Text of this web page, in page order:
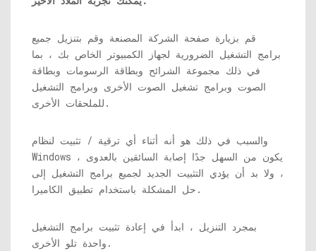
قم بزيارة صفحة الشركة المصنعة وقم بتنزيل جميع
برامج التشغيل الضرورية لجهاز الكمبيوتر الخاص بك ، بما
في ذلك مجموعة الشرائح وبطاقة الرسومات وبطاقة
الصوت وبرامج تشغيل الصوت الأخرى وبرامج التشغيل
للملحقات الأخرى.
والسبب في ذلك هو أنه أثناء أي ترقية / تثبيت لنظام
Windows ، يكون من السهل جدًا إصابة السائقين بالعدوى
، ولا بد أن يؤدي التثبيت الجديد لجميع برامج التشغيل إلى
حل المشكلة باستخدام تطبيق الكاميرا.
بمجرد التنزيل ، ابدأ في إعادة تثبيت برامج التشغيل
واحدة تلو الأخرى.